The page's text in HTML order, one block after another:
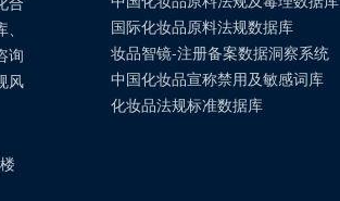
询
风
国际化妆品原料法规数据库
妆品智镜-注册备案数据洞察系统
中国化妆品宣称禁用及敏感词库
化妆品法规标准数据库